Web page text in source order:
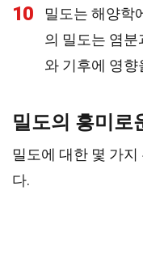
10
밀도는 해양학
의 밀도는 염분
와 기후에 영향
밀도의 흥미로
밀도에 대한 몇 가
다.